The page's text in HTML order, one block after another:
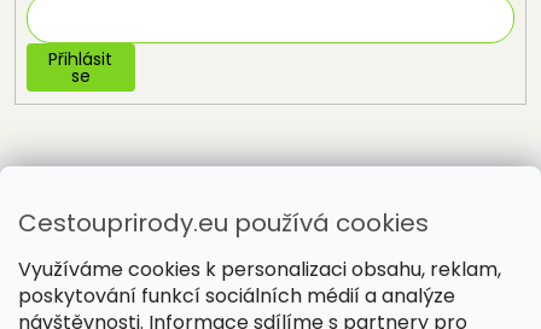
Cestouprirody.eu používá cookies
Využíváme cookies k personalizaci obsahu, reklam,
poskytování funkcí sociálních médií a analýze
návštěvnosti. Informace sdílíme s partnery pro
Přihlásit
se